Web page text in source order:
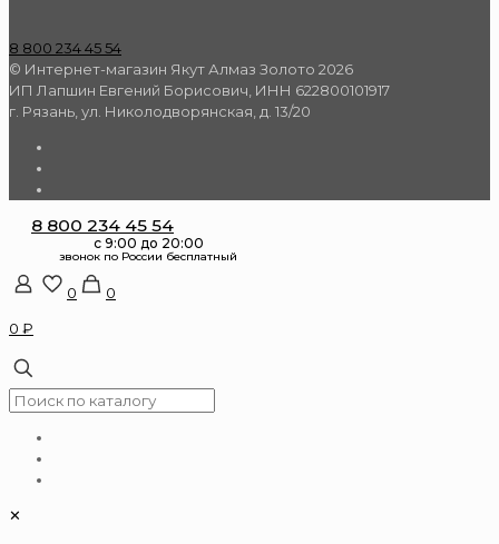
8 800 234 45 54
© Интернет-магазин Якут Алмаз Золото 2026
ИП Лапшин Евгений Борисович, ИНН 622800101917
г. Рязань, ул. Николодворянская, д. 13/20
8 800 234 45 54
0
0
0 ₽
✕